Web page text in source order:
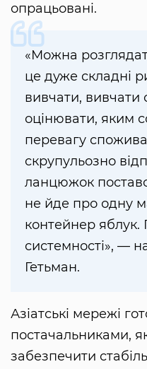
опрацьовані.
«Можна
це дуже складні
вивчати, вивчати
оцінювати, яким
перевагу
скрупульозно
ланцюжок
не йде про одну
контейнер яблук.
системності», —
Гетьман.
Азіатські мережі
постачальниками,
забезпечити